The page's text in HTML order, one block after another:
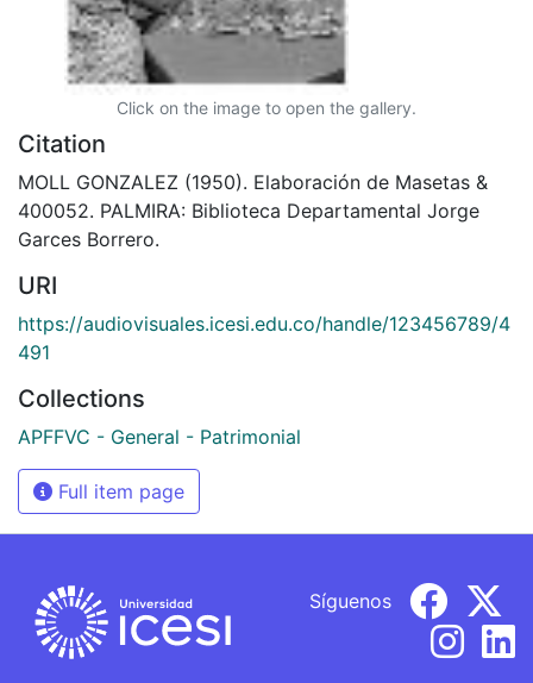
Click on the image to open the gallery.
Citation
MOLL GONZALEZ (1950). Elaboración de Masetas &
400052. PALMIRA: Biblioteca Departamental Jorge
Garces Borrero.
URI
https://audiovisuales.icesi.edu.co/handle/123456789/4
491
Collections
APFFVC - General - Patrimonial
Full item page
Síguenos